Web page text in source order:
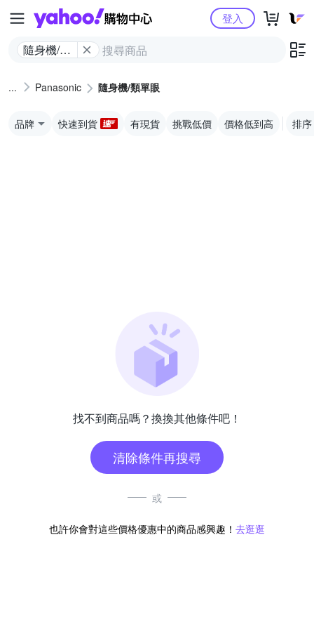
Yahoo購物中心
隨身機/類
登入
Panasonic 隨身機/類單眼
品牌 快速到貨 有現貨 挑戰低價 價格低到高 排序
找不到商品嗎？換換其他條件吧！
清除條件再搜尋
或
也許你會對這些價格優惠中的商品感興趣！ 去逛逛